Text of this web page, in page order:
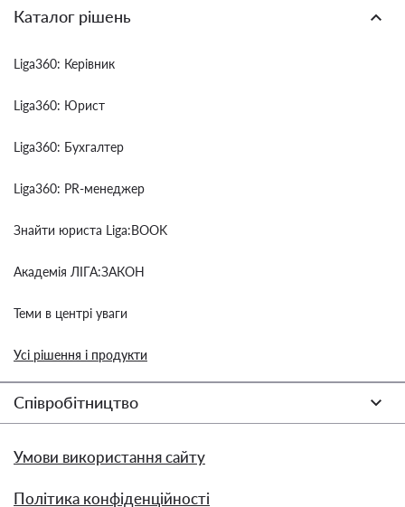
Каталог рішень
Liga360: Керівник
Liga360: Юрист
Liga360: Бухгалтер
Liga360: PR-менеджер
Знайти юриста Liga:BOOK
Академія ЛІГА:ЗАКОН
Теми в центрі уваги
Усі рішення і продукти
Співробітництво
Умови використання сайту
Політика конфіденційності